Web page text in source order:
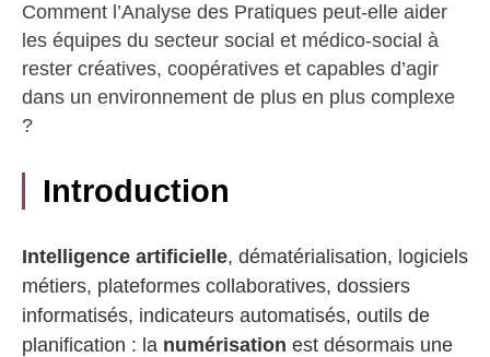
Comment l’Analyse des Pratiques peut-elle aider
les équipes du secteur social et médico-social à
rester créatives, coopératives et capables d’agir
dans un environnement de plus en plus complexe
?
Introduction
Intelligence artificielle, dématérialisation, logiciels
métiers, plateformes collaboratives, dossiers
informatisés, indicateurs automatisés, outils de
planification : la numérisation est désormais une